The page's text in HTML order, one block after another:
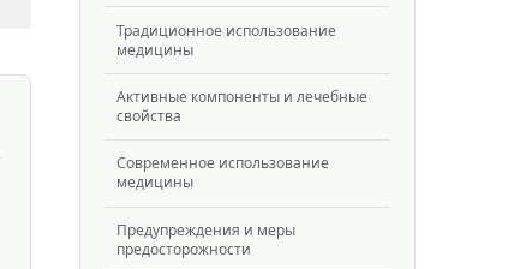
Традиционное использование
медицины
Активные компоненты и лечебные
свойства
Современное использование
медицины
Предупреждения и меры
предосторожности